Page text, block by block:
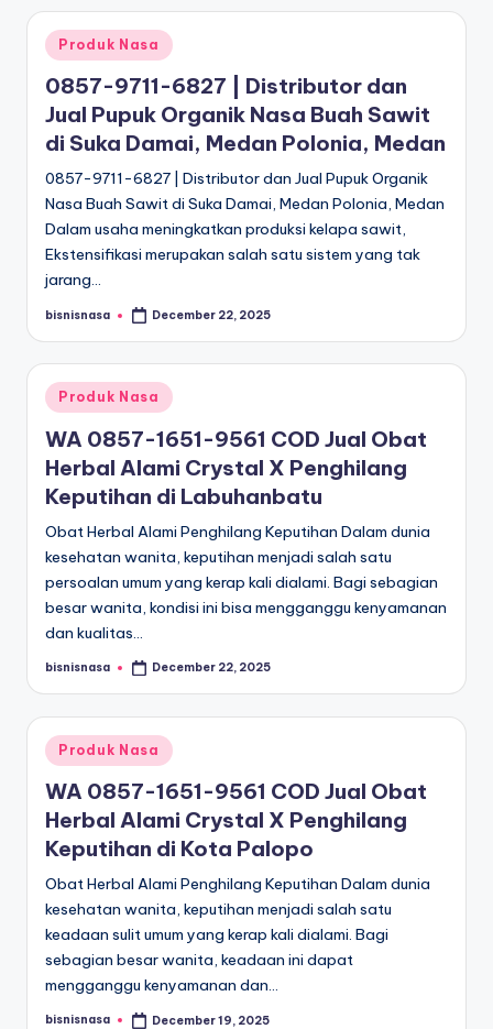
Posted
in
Produk Nasa
0857-9711-6827 | Distributor dan
Jual Pupuk Organik Nasa Buah Sawit
di Suka Damai, Medan Polonia, Medan
0857-9711-6827 | Distributor dan Jual Pupuk Organik
Nasa Buah Sawit di Suka Damai, Medan Polonia, Medan
Dalam usaha meningkatkan produksi kelapa sawit,
Ekstensifikasi merupakan salah satu sistem yang tak
jarang…
Posted
bisnisnasa December 22, 2025
Posted
in
Produk Nasa
WA 0857-1651-9561 COD Jual Obat
Herbal Alami Crystal X Penghilang
Keputihan di Labuhanbatu
Obat Herbal Alami Penghilang Keputihan Dalam dunia
kesehatan wanita, keputihan menjadi salah satu
persoalan umum yang kerap kali dialami. Bagi sebagian
besar wanita, kondisi ini bisa mengganggu kenyamanan
dan kualitas…
Posted
bisnisnasa December 22, 2025
Posted
in
Produk Nasa
WA 0857-1651-9561 COD Jual Obat
Herbal Alami Crystal X Penghilang
Keputihan di Kota Palopo
Obat Herbal Alami Penghilang Keputihan Dalam dunia
kesehatan wanita, keputihan menjadi salah satu
keadaan sulit umum yang kerap kali dialami. Bagi
sebagian besar wanita, keadaan ini dapat
mengganggu kenyamanan dan…
Posted
bisnisnasa December 19, 2025